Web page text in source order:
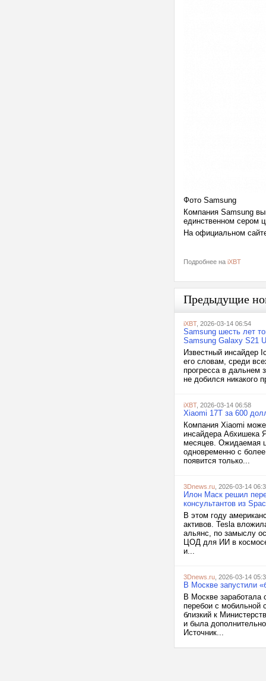
Фото Samsung
Компания Samsung
единственном сером
На официальном
Подробнее на iXBT
Предыдущие
iXBT, 2026-03-14 06:54
Samsung шесть лет
Samsung Galaxy S21
Известный инсайдер
его словам, среди
прогресса в дальнем
не добился никакого
iXBT, 2026-03-14 06:58
Xiaomi 17T за 600
Компания Xiaomi
инсайдера Абхишека
месяцев. Ожидаемая
одновременно с
появится только...
3Dnews.ru , 2026-03-14
Илон Маск решил
консультантов из
В этом году
активов. Tesla
альянс, по замыслу
ЦОД для ИИ в
и...
3Dnews.ru , 2026-03-14
В Москве запустили
В Москве заработала
перебои с мобильной
близкий к
и была
Источник...